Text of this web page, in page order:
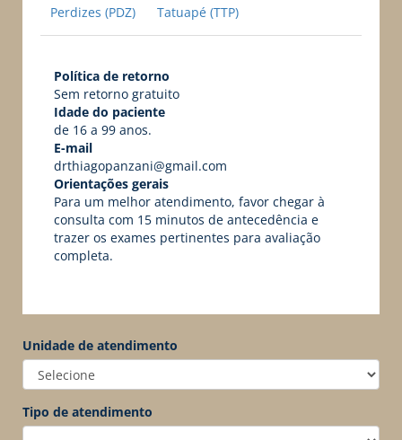
Perdizes (PDZ) Tatuapé (TTP)
Política de retorno
Sem retorno gratuito
Idade do paciente
de 16 a 99 anos.
E-mail
drthiagopanzani@gmail.com
Orientações gerais
Para um melhor atendimento, favor chegar à
consulta com 15 minutos de antecedência e
trazer os exames pertinentes para avaliação
completa.
Unidade de atendimento
Tipo de atendimento